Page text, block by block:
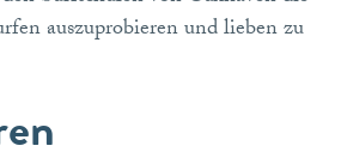
auszuprobieren und lieben zu